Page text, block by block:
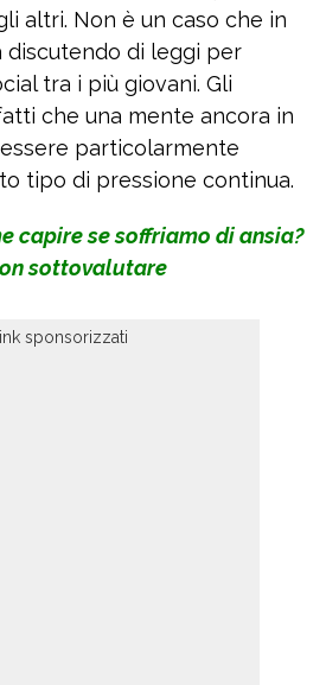
altri. Non è un caso che in
discutendo di leggi per
tra i più giovani. Gli
che una mente ancora in
particolarmente
tipo di pressione continua.
capire se soffriamo di ansia?
sottovalutare